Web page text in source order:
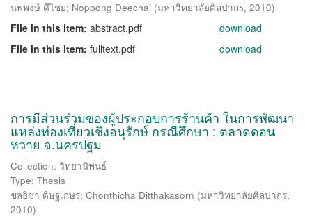
นพพงษ์ ดีไชย; Noppong Deechai (มหาวิทยาลัยศิลปากร, 2010)
File in this item: abstract.pdf
download
File in this item: fulltext.pdf download
การมีส่วนร่วมของผู้ประกอบการร้านค้า ในการพัฒนา
แหล่งท่องเที่ยวเชิงอนุรักษ์ กรณีศึกษา : ตลาดดอน
หวาย จ.นครปฐม
Collection: วิทยานิพนธ์
Type: Thesis
ชลธิชา ดิษฐเกษร; Chonthicha Ditthakasorn (มหาวิทยาลัยศิลปากร,
2010)